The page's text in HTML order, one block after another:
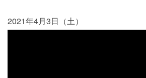
2021年4月3日（土）